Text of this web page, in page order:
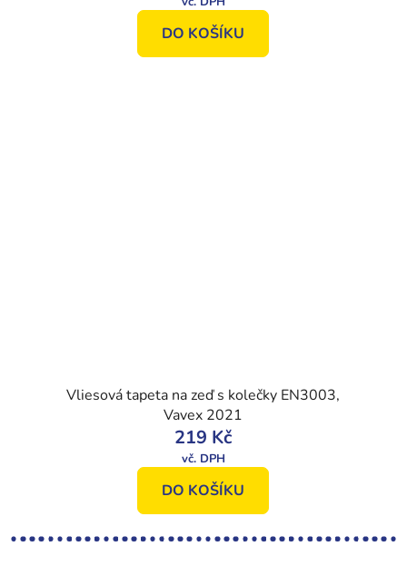
DO KOŠÍKU
Vliesová tapeta na zeď s kolečky EN3003,
Vavex 2021
219 Kč
DO KOŠÍKU